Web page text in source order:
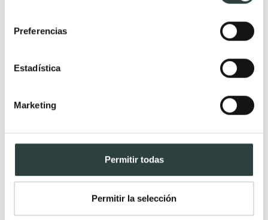
Preferencias
Estadística
Marketing
Permitir todas
Permitir la selección
379,52€446,49€ −15%